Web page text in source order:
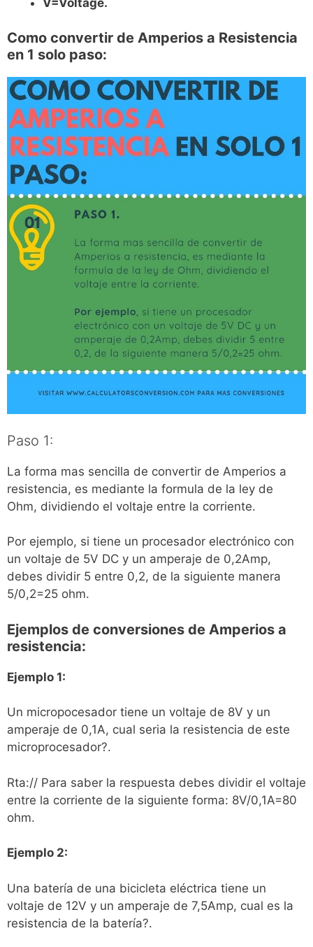
Como convertir de Amperios a Resistencia
en 1 solo paso:
Paso 1:
La forma mas sencilla de convertir de Amperios a
resistencia, es mediante la formula de la ley de
Ohm, dividiendo el voltaje entre la corriente.
Por ejemplo, si tiene un procesador electrónico con
un voltaje de 5V DC y un amperaje de 0,2Amp,
debes dividir 5 entre 0,2, de la siguiente manera
5/0,2=25 ohm.
Ejemplos de conversiones de Amperios a
resistencia:
Ejemplo 1:
Un micropocesador tiene un voltaje de 8V y un
amperaje de 0,1A, cual seria la resistencia de este
microprocesador?.
Rta:// Para saber la respuesta debes dividir el voltaje
entre la corriente de la siguiente forma: 8V/0,1A=80
ohm.
Ejemplo 2:
Una batería de una bicicleta eléctrica tiene un
voltaje de 12V y un amperaje de 7,5Amp, cual es la
resistencia de la batería?.